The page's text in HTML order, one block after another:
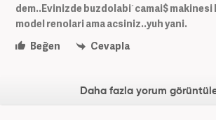
dem..Evinizde buzdolabi´camai$
model renolari ama acsiniz..yuh yani.
Beğen
Cevapla
Daha fazla yorum